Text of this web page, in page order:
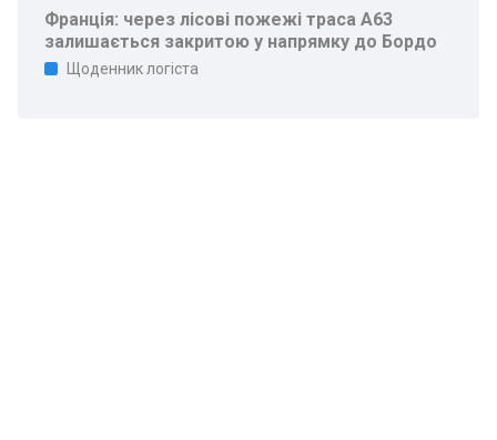
Франція: через лісові пожежі траса A63
залишається закритою у напрямку до Бордо
Щоденник логіста